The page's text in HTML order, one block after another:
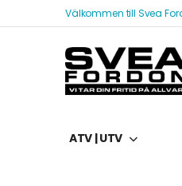
Välkommen till Svea
ATV | UTV